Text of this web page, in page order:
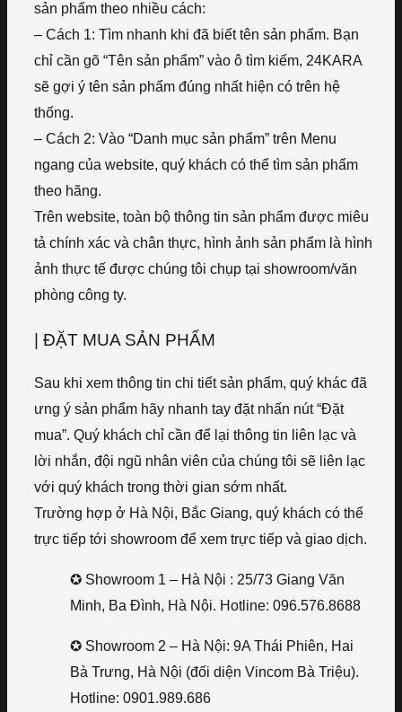
sản phẩm theo nhiều cách:
– Cách 1: Tìm nhanh khi đã biết tên sản phẩm. Bạn
chỉ cần gõ “Tên sản phẩm” vào ô tìm kiếm, 24KARA
sẽ gợi ý tên sản phẩm đúng nhất hiện có trên hệ
thống.
– Cách 2: Vào “Danh mục sản phẩm” trên Menu
ngang của website, quý khách có thể tìm sản phẩm
theo hãng.
Trên website, toàn bộ thông tin sản phẩm được miêu
tả chính xác và chân thực, hình ảnh sản phẩm là hình
ảnh thực tế được chúng tôi chụp tại showroom/văn
phòng công ty.
| ĐẶT MUA SẢN PHẨM
Sau khi xem thông tin chi tiết sản phẩm, quý khác đã
ưng ý sản phẩm hãy nhanh tay đặt nhấn nút “Đặt
mua”. Quý khách chỉ cần để lại thông tin liên lạc và
lời nhắn, đội ngũ nhân viên của chúng tôi sẽ liên lạc
với quý khách trong thời gian sớm nhất.
Trường hợp ở Hà Nội, Bắc Giang, quý khách có thể
trực tiếp tới showroom để xem trực tiếp và giao dịch.
✪ Showroom 1 – Hà Nội : 25/73 Giang Văn
Minh, Ba Đình, Hà Nội. Hotline: 096.576.8688
✪ Showroom 2 – Hà Nội: 9A Thái Phiên, Hai
Bà Trưng, Hà Nội (đối diện Vincom Bà Triệu).
Hotline: 0901.989.686